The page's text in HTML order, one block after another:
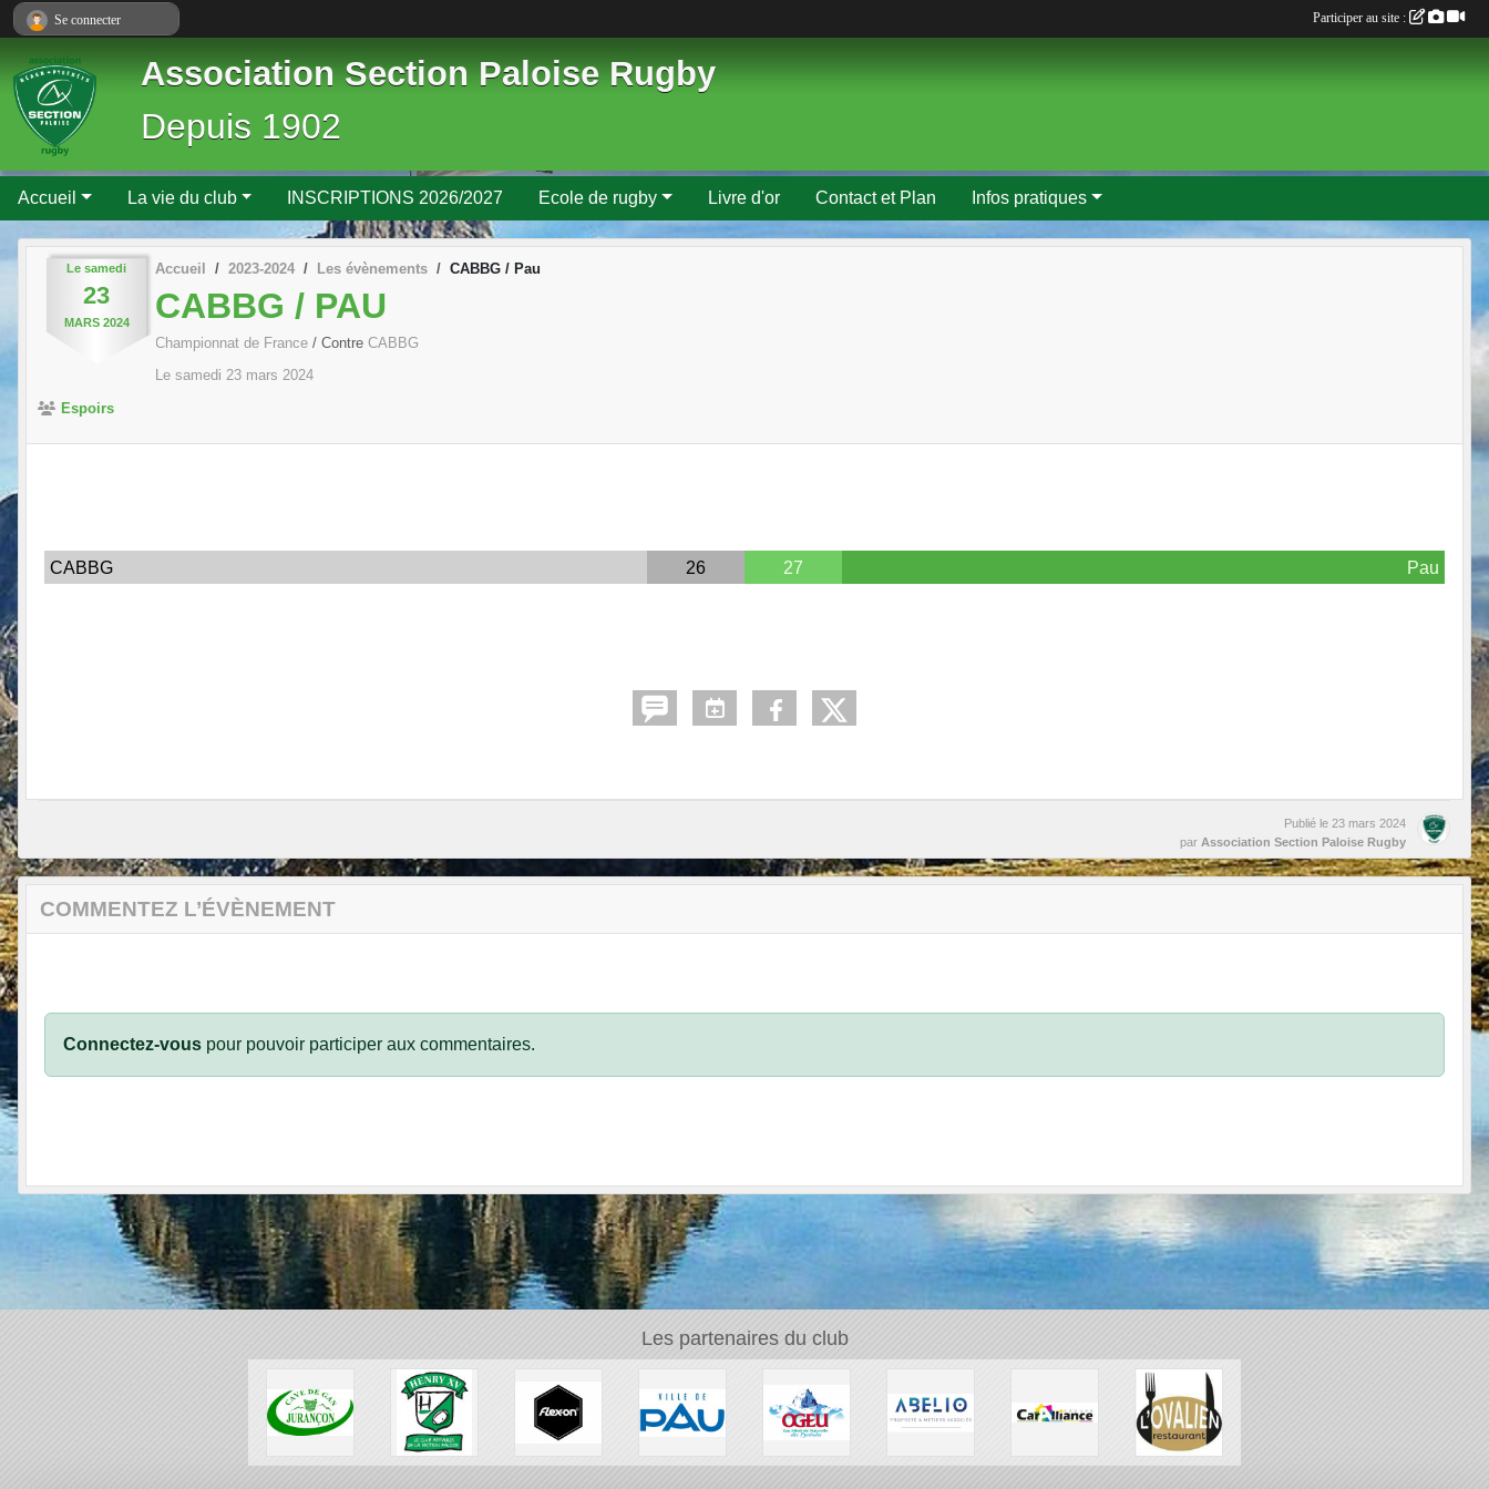
Association Section Paloise Rugby
Depuis 1902
Accueil La vie du club INSCRIPTIONS 2026/2027 Ecole de rugby Livre d'or Contact et Plan Infos pratiques
Le samedi
23
MARS 2024
Accueil 2023-2024 Les évènements CABBG / Pau
CABBG / PAU
Championnat de France / Contre CABBG
Le samedi 23 mars 2024
Espoirs
CABBG 26 27 Pau
Publié le 23 mars 2024
par Association Section Paloise Rugby
COMMENTEZ L’ÉVÈNEMENT
Connectez-vous pour pouvoir participer aux commentaires.
Les partenaires du club
Se connecter Participer au site :
Panneau de gestion des cookies